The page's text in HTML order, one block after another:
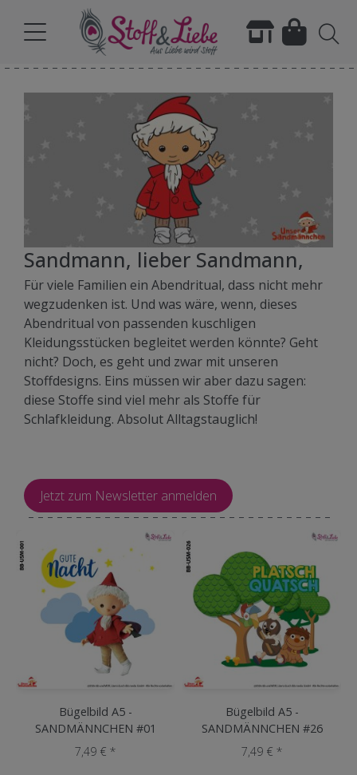
Sandmann, lieber Sandmann,
Für viele Familien ein Abendritual, dass nicht mehr
wegzudenken ist. Und was wäre, wenn, dieses
Abendritual von passenden kuschligen
Kleidungsstücken begleitet werden könnte? Geht
nicht? Doch, es geht und zwar mit unseren
Stoffdesigns. Eins müssen wir aber dazu sagen:
diese Stoffe sind viel mehr als Stoffe für
Schlafkleidung. Absolut Alltagstauglich!
Jetzt zum Newsletter anmelden
Bügelbild A5 -
SANDMÄNNCHEN #01
7,49 € *
Bügelbild A5 -
SANDMÄNNCHEN #26
7,49 € *